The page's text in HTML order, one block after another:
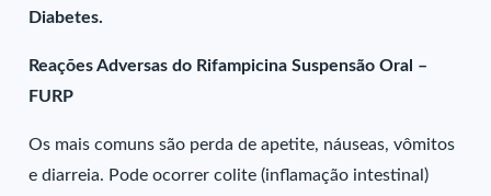
Diabetes.
Reações Adversas do Rifampicina Suspensão Oral –
FURP
Os mais comuns são perda de apetite, náuseas, vômitos
e diarreia. Pode ocorrer colite (inflamação intestinal)